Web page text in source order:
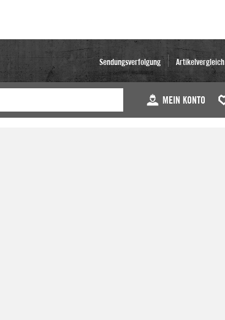
Sendungsverfolgung Artikelvergleich
MEIN KONTO